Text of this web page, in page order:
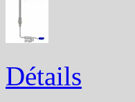
Détails